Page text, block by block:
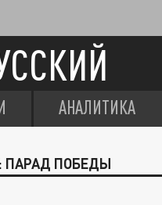
АНАЛИТИКА
ПАРАД ПОБЕДЫ